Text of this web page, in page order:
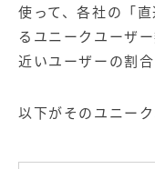
使って、各社の「
るユニークユーザ
近いユーザーの割合
以下がそのユニー